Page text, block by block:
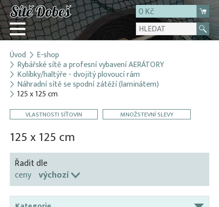
0 Kč
Přihlásit
Registrace
E-shop
O firmě
Úvod E-shop
Rybářské sítě a profesní vybavení AERÁTORY
Kolíbky/haltýře - dvojitý plovoucí rám
Náhradní sítě se spodní zátěží (laminátem)
125 x 125 cm
VLASTNOSTI SÍŤOVIN MNOŽSTEVNÍ SLEVY
125 x 125 cm
Řadit dle
ceny výchozí